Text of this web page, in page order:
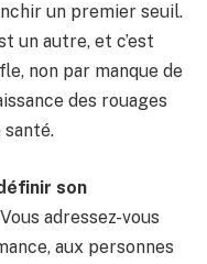
un premier seuil.
un autre, et c’est
non par manque de
des rouages
son
adressez-vous
aux personnes